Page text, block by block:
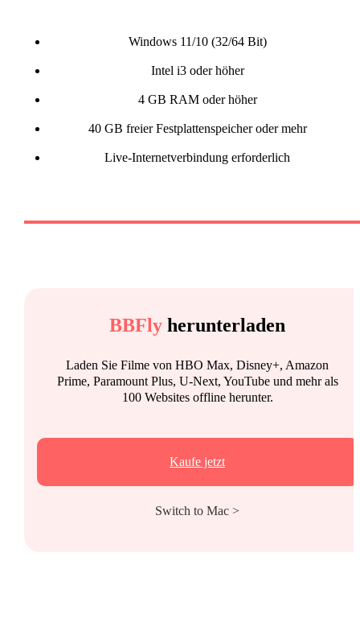
Windows 11/10 (32/64 Bit)
Intel i3 oder höher
4 GB RAM oder höher
40 GB freier Festplattenspeicher oder mehr
Live-Internetverbindung erforderlich
BBFlyherunterladen
Laden Sie Filme von HBO Max, Disney+, Amazon
Prime, Paramount Plus, U-Next, YouTube und mehr als
100 Websites offline herunter.
Kaufe jetzt
Switch to Mac >